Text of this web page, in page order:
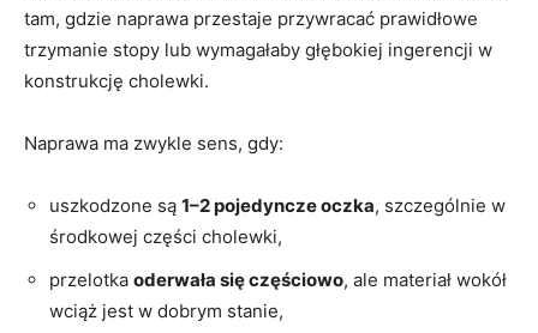
tam, gdzie naprawa przestaje przywracać prawidłowe
trzymanie stopy lub wymagałaby głębokiej ingerencji w
konstrukcję cholewki.
Naprawa ma zwykle sens, gdy:
uszkodzone są 1–2 pojedyncze oczka, szczególnie w
środkowej części cholewki,
przelotka oderwała się częściowo, ale materiał wokół
wciąż jest w dobrym stanie,